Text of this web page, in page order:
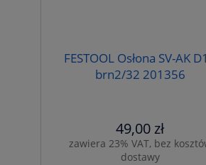
FESTOOL Osłona SV-AK
brn2/32 201356
49,00 zł
zawiera 23% VAT, bez
dostawy